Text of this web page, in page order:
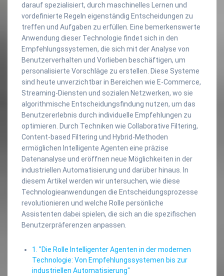
darauf spezialisiert, durch maschinelles Lernen und
vordefinierte Regeln eigenständig Entscheidungen zu
treffen und Aufgaben zu erfüllen. Eine bemerkenswerte
Anwendung dieser Technologie findet sich in den
Empfehlungssystemen, die sich mit der Analyse von
Benutzerverhalten und Vorlieben beschäftigen, um
personalisierte Vorschläge zu erstellen. Diese Systeme
sind heute unverzichtbar in Bereichen wie E-Commerce,
Streaming-Diensten und sozialen Netzwerken, wo sie
algorithmische Entscheidungsfindung nutzen, um das
Benutzererlebnis durch individuelle Empfehlungen zu
optimieren. Durch Techniken wie Collaborative Filtering,
Content-based Filtering und Hybrid-Methoden
ermöglichen Intelligente Agenten eine präzise
Datenanalyse und eröffnen neue Möglichkeiten in der
industriellen Automatisierung und darüber hinaus. In
diesem Artikel werden wir untersuchen, wie diese
Technologieanwendungen die Entscheidungsprozesse
revolutionieren und welche Rolle persönliche
Assistenten dabei spielen, die sich an die spezifischen
Benutzerpräferenzen anpassen.
1. "Die Rolle Intelligenter Agenten in der modernen
Technologie: Von Empfehlungssystemen bis zur
industriellen Automatisierung"